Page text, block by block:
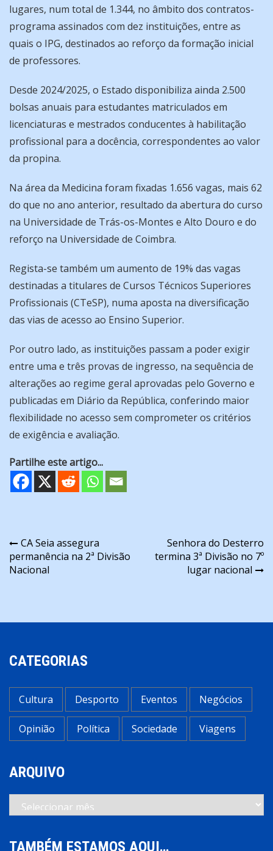
lugares, num total de 1.344, no âmbito dos contratos-
programa assinados com dez instituições, entre as
quais o IPG, destinados ao reforço da formação inicial
de professores.
Desde 2024/2025, o Estado disponibiliza ainda 2.500
bolsas anuais para estudantes matriculados em
licenciaturas e mestrados conducentes à habilitação
profissional para a docência, correspondentes ao valor
da propina.
Na área da Medicina foram fixadas 1.656 vagas, mais 62
do que no ano anterior, resultado da abertura do curso
na Universidade de Trás-os-Montes e Alto Douro e do
reforço na Universidade de Coimbra.
Regista-se também um aumento de 19% das vagas
destinadas a titulares de Cursos Técnicos Superiores
Profissionais (CTeSP), numa aposta na diversificação
das vias de acesso ao Ensino Superior.
Por outro lado, as instituições passam a poder exigir
entre uma e três provas de ingresso, na sequência de
alterações ao regime geral aprovadas pelo Governo e
publicadas em Diário da República, conferindo maior
flexibilidade no acesso sem comprometer os critérios
de exigência e avaliação.
Partilhe este artigo...
Navegação
de
CA Seia assegura
permanência na 2ª Divisão
Nacional
Senhora do Desterro
termina 3ª Divisão no 7º
lugar nacional
CATEGORIAS
Cultura Desporto Eventos Negócios
Opinião Política Sociedade Viagens
ARQUIVO
Arquivo
TAMBÉM ESTAMOS AQUI…